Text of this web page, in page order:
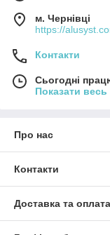
м. Чернівці
https://
Контакти
Сьогодні
Показати
Про нас
Контакти
Доставка та оплата